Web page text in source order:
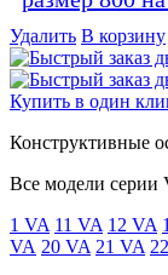
Удалить В корзину
Купить в один
Конструктивные
Все модели серии
1 VA 11 VA 12 VA
VA 20 VA 21 VA